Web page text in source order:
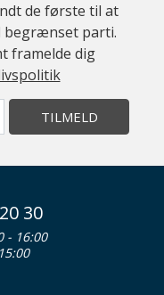
de første til at
begrænset parti.
framelde dig
TILMELD
30
- 16:00